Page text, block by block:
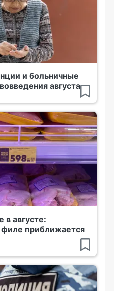
и больничные
августа
в августе:
филе приближается